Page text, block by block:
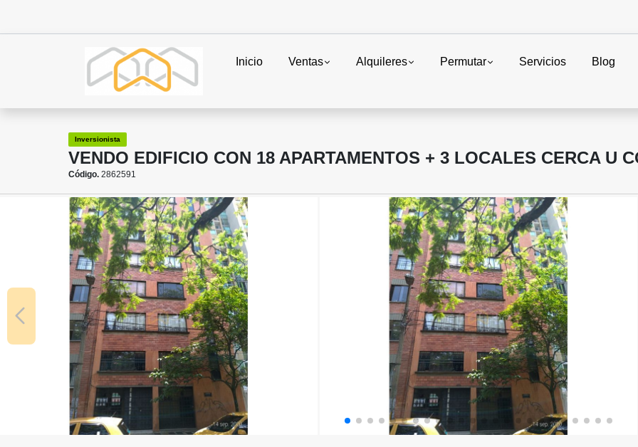
Inicio Ventas Alquileres Permutar Servicios Blog
Inversionista
VENDO EDIFICIO CON 18 APARTAMENTOS + 3 LOCALES CERCA U
Código. 2862591